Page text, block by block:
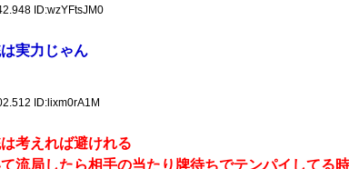
ID:wzYFtsJM0
実力じゃん
ID:lixm0rA1M
考えれば避けれる
流局したら相手の当たり牌待ちでテンパイしてる